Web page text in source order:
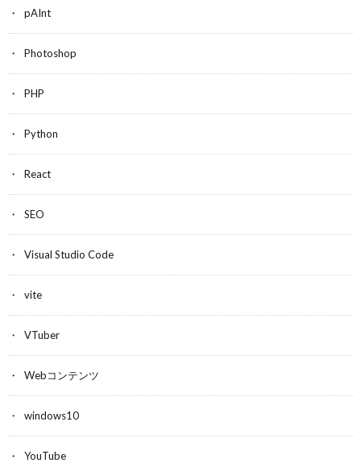
pAInt
Photoshop
PHP
Python
React
SEO
Visual Studio Code
vite
VTuber
Webコンテンツ
windows10
YouTube